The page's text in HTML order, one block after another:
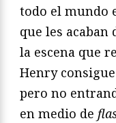
todo el mundo
que les acaban
la escena que
Henry
pero no
en medio de